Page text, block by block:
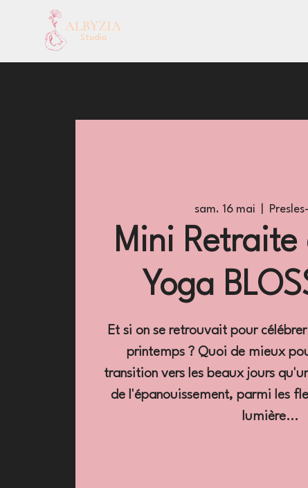
Studio
ALBYZIA
sam. 16 mai
Mini
Yoga
Et si on se retrouvait pour
printemps ? Quoi de mieux
transition vers les beaux jours
de l'épanouissement, parmi les
lumière...